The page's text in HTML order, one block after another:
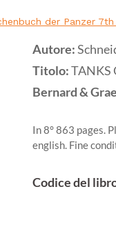
der Panzer
Autore:
Titolo:TANKS
Bernard &
In 8° 863 pages.
english. Fine
Codice del